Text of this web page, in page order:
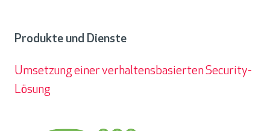
Produkte und Dienste
Umsetzung einer verhaltensbasierten Security-
Lösung